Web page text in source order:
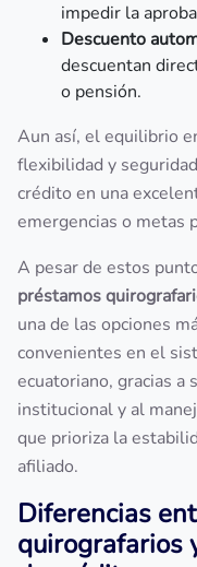
impedir la
Descuento
descuentan
o pensión.
Aun así, el equilibrio
flexibilidad y
crédito en una
emergencias o metas
A pesar de estos
préstamos
una de las opciones
convenientes en el
ecuatoriano, gracias a
institucional y al
que prioriza la
afiliado.
Diferencias
quirografarios